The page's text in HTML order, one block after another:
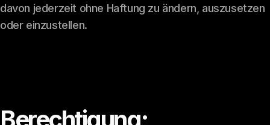
davon jederzeit ohne Haftung zu ändern, auszusetzen
oder einzustellen.